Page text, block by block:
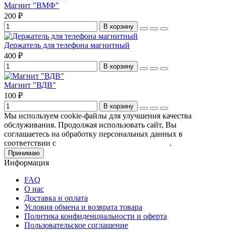
Магнит "ВМФ"
200 ₽
В корзину
Держатель для телефона магнитный
400 ₽
В корзину
Магнит "ВДВ"
100 ₽
В корзину
Мы используем cookie-файлы для улучшения качества
обслуживания. Продолжая использовать сайт, Вы
соглашаетесь на обработку персональных данных в
соответствии с
.
Принимаю
Информация
FAQ
О нас
Доставка и оплата
Условия обмена и возврата товара
Политика конфиденциальности и оферта
Пользовательское соглашение